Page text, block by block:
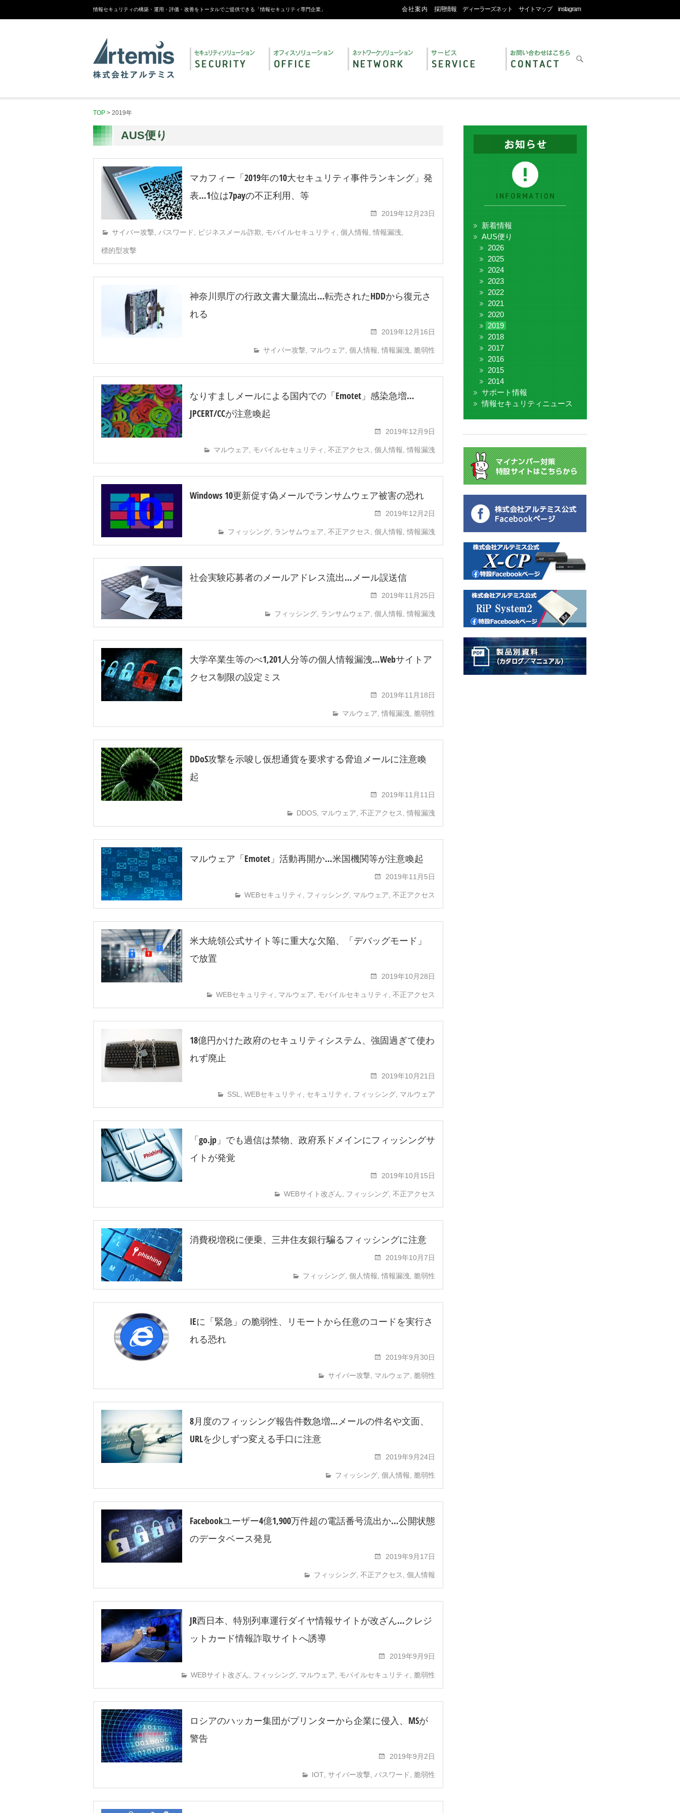
情報セキュリティの構築・運用・評価・改善をトータルでご提供できる「情報セキュリティ専門企業」 会社案内 採用情報 ディーラーズネット サイトマップ instagram
TOP > 2019年
AUS便り
マカフィー「2019年の10大セキュリティ事件ランキング」発
表…1位は7payの不正利用、等
2019年12月23日
サイバー攻撃 パスワード ビジネスメール詐欺 モバイルセキュリティ 個人情報 ,情報漏洩
標的型攻撃
神奈川県庁の行政文書大量流出…転売されたHDDから復元さ
れる
2019年12月16日
サイバー攻撃 マルウェア ,個人情報 ,情報漏洩 脆弱性
なりすましメールによる国内での「Emotet」感染急増…
JPCERT/CCが注意喚起
2019年12月9日
マルウェア モバイルセキュリティ ,不正アクセス ,個人情報 ,情報漏洩
Windows 10更新促す偽メールでランサムウェア被害の恐れ
2019年12月2日
フィッシング ランサムウェア ,不正アクセス ,個人情報 ,情報漏洩
社会実験応募者のメールアドレス流出…メール誤送信
2019年11月25日
フィッシング ランサムウェア ,個人情報 ,情報漏洩
大学卒業生等のべ1,201人分等の個人情報漏洩…Webサイトア
クセス制限の設定ミス
2019年11月18日
マルウェア ,情報漏洩 脆弱性
DDoS攻撃を示唆し仮想通貨を要求する脅迫メールに注意喚
起
2019年11月11日
DDOS マルウェア ,不正アクセス ,情報漏洩
マルウェア「Emotet」活動再開か…米国機関等が注意喚起
2019年11月5日
WEBセキュリティ フィッシング マルウェア ,不正アクセス
米大統領公式サイト等に重大な欠陥、「デバッグモード」
で放置
2019年10月28日
WEBセキュリティ マルウェア モバイルセキュリティ ,不正アクセス
18億円かけた政府のセキュリティシステム、強固過ぎて使わ
れず廃止
2019年10月21日
SSL ,WEBセキュリティ セキュリティ フィッシング マルウェア
「go.jp」でも過信は禁物、政府系ドメインにフィッシングサ
イトが発覚
2019年10月15日
WEBサイト改ざん フィッシング ,不正アクセス
消費税増税に便乗、三井住友銀行騙るフィッシングに注意
2019年10月7日
フィッシング ,個人情報 ,情報漏洩 脆弱性
IEに「緊急」の脆弱性、リモートから任意のコードを実行さ
れる恐れ
2019年9月30日
サイバー攻撃 マルウェア 脆弱性
8月度のフィッシング報告件数急増…メールの件名や文面、
URLを少しずつ変える手口に注意
2019年9月24日
フィッシング ,個人情報 脆弱性
Facebookユーザー4億1,900万件超の電話番号流出か…公開状態
のデータベース発見
2019年9月17日
フィッシング ,不正アクセス ,個人情報
JR西日本、特別列車運行ダイヤ情報サイトが改ざん…クレジ
ットカード情報詐取サイトへ誘導
2019年9月9日
WEBサイト改ざん フィッシング マルウェア モバイルセキュリティ 脆弱性
ロシアのハッカー集団がプリンターから企業に侵入、MSが
警告
2019年9月2日
IOT ,サイバー攻撃 パスワード 脆弱性
新着情報
AUS便り
2026
2025
2024
2023
2022
2021
2020
2019
2018
2017
2016
2015
2014
サポート情報
情報セキュリティニュース